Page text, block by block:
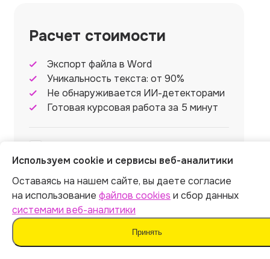
Расчет стоимости
Экспорт файла в Word
Уникальность текста: от 90%
Не обнаруживается ИИ-детекторами
Готовая курсовая работа за 5 минут
Итог:399р.
Используем cookie и сервисы веб-аналитики
Оставаясь на нашем сайте, вы даете согласие
на использование файлов cookies и сбор данных
системами веб-аналитики
Принять